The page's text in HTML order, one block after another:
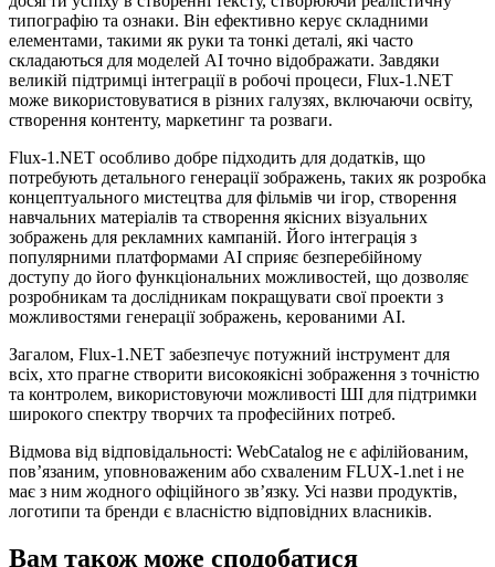
типографію та ознаки. Він ефективно керує складними
елементами, такими як руки та тонкі деталі, які часто
складаються для моделей AI точно відображати. Завдяки
великій підтримці інтеграції в робочі процеси, Flux-1.NET
може використовуватися в різних галузях, включаючи освіту,
створення контенту, маркетинг та розваги.
Flux-1.NET особливо добре підходить для додатків, що
потребують детального генерації зображень, таких як розробка
концептуального мистецтва для фільмів чи ігор, створення
навчальних матеріалів та створення якісних візуальних
зображень для рекламних кампаній. Його інтеграція з
популярними платформами AI сприяє безперебійному
доступу до його функціональних можливостей, що дозволяє
розробникам та дослідникам покращувати свої проекти з
можливостями генерації зображень, керованими AI.
Загалом, Flux-1.NET забезпечує потужний інструмент для
всіх, хто прагне створити високоякісні зображення з точністю
та контролем, використовуючи можливості ШІ для підтримки
широкого спектру творчих та професійних потреб.
Відмова від відповідальності: WebCatalog не є афілійованим,
пов’язаним, уповноваженим або схваленим FLUX-1.net і не
має з ним жодного офіційного зв’язку. Усі назви продуктів,
логотипи та бренди є власністю відповідних власників.
Вам також може сподобатися